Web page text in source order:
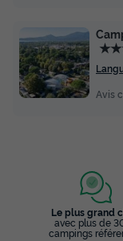
Avis
Le plus grand
avec plus de
campings